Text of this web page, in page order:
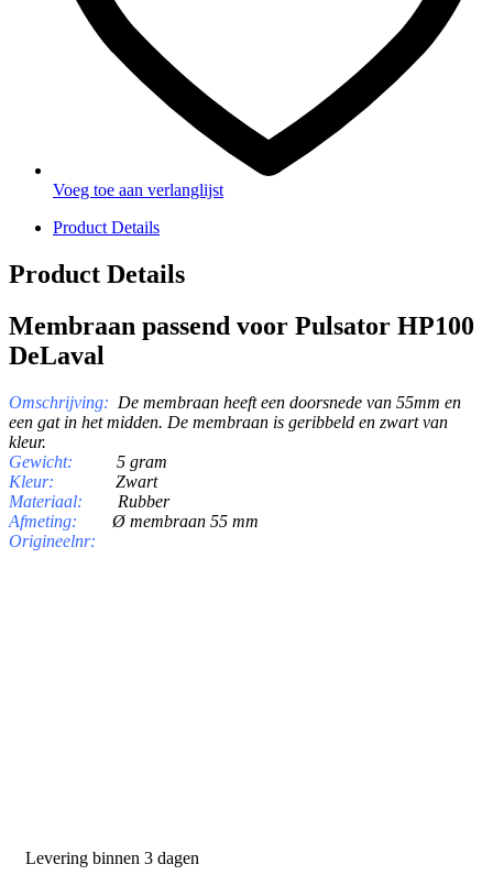
Voeg toe aan verlanglijst
Product Details
Product Details
Membraan passend voor Pulsator HP100
DeLaval
Omschrijving: De membraan heeft een doorsnede van 55mm en
een gat in het midden. De membraan is geribbeld en zwart van
kleur.
Gewicht:
5 gram
Kleur:
Zwart
Materiaal:
Rubber
Afmeting:
Ø membraan 55 mm
Origineelnr:
Levering binnen 3 dagen